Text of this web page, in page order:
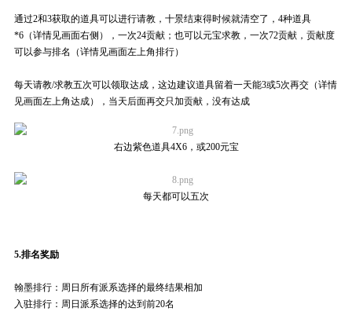
通过2和3获取的道具可以进行请教，十景结束得时候就清空了，4种道具
*6（详情见画面右侧），一次24贡献；也可以元宝求教，一次72贡献，贡献度
可以参与排名（详情见画面左上角排行）
每天请教/求教五次可以领取达成，这边建议道具留着一天能3或5次再交（详情
见画面左上角达成），当天后面再交只加贡献，没有达成
右边紫色道具4X6，或200元宝
每天都可以五次
5.排名奖励
翰墨排行：周日所有派系选择的最终结果相加
入驻排行：周日派系选择的达到前20名